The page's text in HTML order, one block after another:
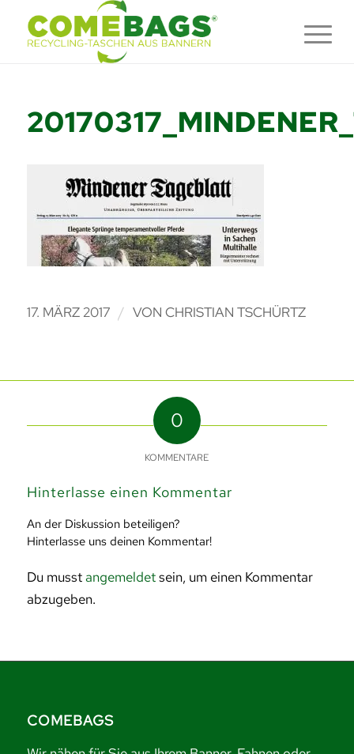
17. MÄRZ 2017 / VON CHRISTIAN TSCHÜRTZ
0
KOMMENTARE
Hinterlasse einen Kommentar
An der Diskussion beteiligen?
Hinterlasse uns deinen Kommentar!
Du musstangemeldetsein, um einen Kommentar
abzugeben.
COMEBAGS